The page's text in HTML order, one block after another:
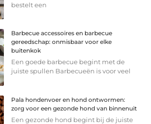
bestelt een
Barbecue accessoires en barbecue
gereedschap: onmisbaar voor elke
buitenkok
Een goede barbecue begint met de
juiste spullen Barbecueën is voor veel
Pala hondenvoer en hond ontwormen:
zorg voor een gezonde hond van binnenuit
Een gezonde hond begint bij de juiste